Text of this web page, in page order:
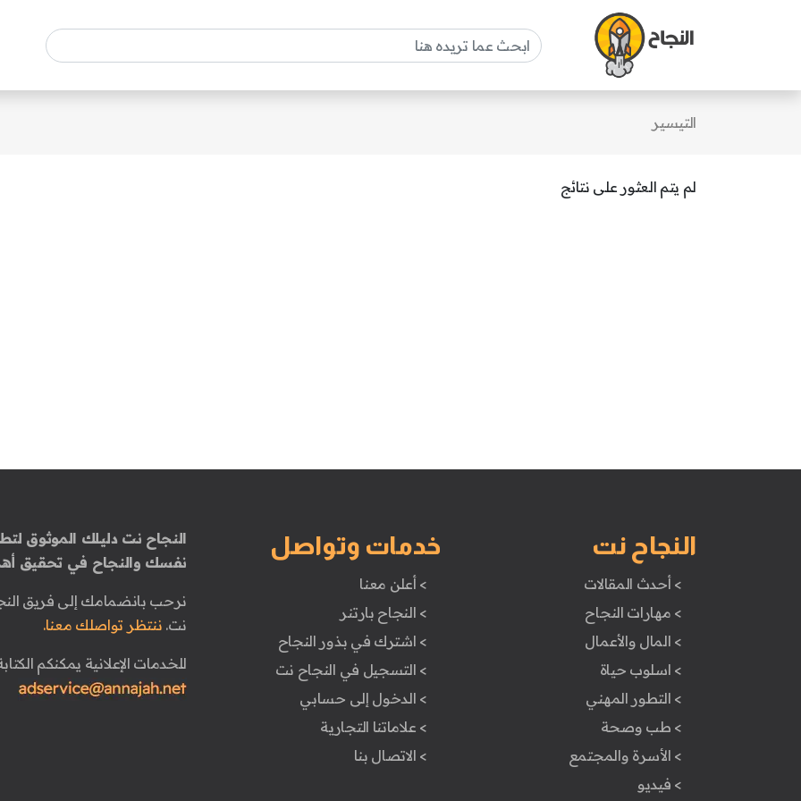
التيسير
لم يتم العثور على نتائج
النجاح نت
> أحدث المقالات
> مهارات النجاح
> المال والأعمال
> اسلوب حياة
> التطور المهني
> طب وصحة
> الأسرة والمجتمع
> فيديو
خدمات وتواصل
> أعلن معنا
> النجاح بارتنر
> اشترك في بذور النجاح
> التسجيل في النجاح نت
> الدخول إلى حسابي
> علاماتنا التجارية
> الاتصال بنا
النجاح نت دليلك الموثوق
نفسك والنجاح في تحقيق
نرحب بانضمامك إلى فريق
نت. ننتظر تواصلك معنا.
للخدمات الإعلانية يمكنكم